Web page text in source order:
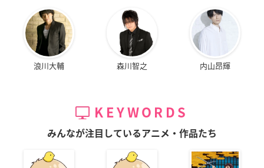
浪川大輔 森川智之 内山昂輝
KEYWORDS
みんなが注目しているアニメ・作品たち